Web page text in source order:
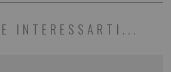
INTERESSARTI...